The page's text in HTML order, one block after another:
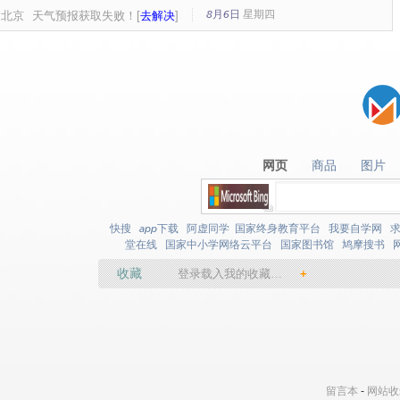
北京 天气预报获取失败！[去解决] 8月6日 星期四
网页
网页 商品
商品 图片
图片
快搜 app下载 阿虚同学 国家终身教育平台 我要自学网
堂在线
国家中小学网络云平台 国家图书馆 鸠摩搜书
收藏 登录载入我的收藏… +
留言本 - 网站